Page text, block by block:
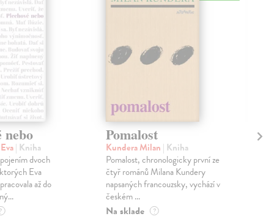
nebo
| Kniha
dvoch
Eva
až do
Pomalost
Kundera Milan | Kniha
Pomalost, chronologicky první ze
čtyř románů Milana Kundery
napsaných francouzsky, vychází v
českém ...
Na sklade ?